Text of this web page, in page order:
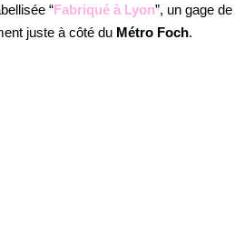
“Fabriqué à Lyon”, un gage
juste à côté du Métro Foch.